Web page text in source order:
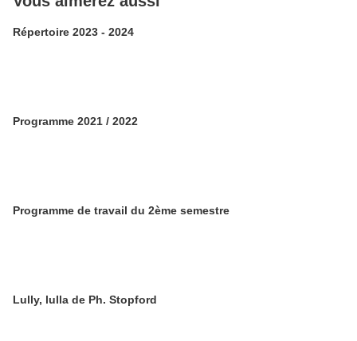
Répertoire 2023 - 2024
Programme 2021 / 2022
Programme de travail du 2ème semestre
Lully, lulla de Ph. Stopford